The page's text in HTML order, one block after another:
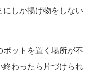
にしか揚げ物をしない
ポットを置く場所が不
終わったら片づけられ